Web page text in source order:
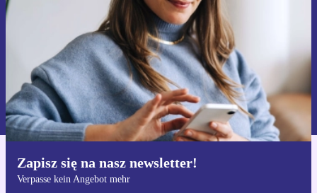
Zapisz się na nasz newsletter!
Verpasse kein Angebot mehr
Zarejestruj się
Informacje na temat używania danych osobowych znajdują się w
naszej
Polityce prywatności
Pobierz aplikację refurbed
Dla iOS i Android